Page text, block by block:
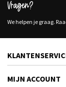
Vragen?
We helpen je graag.
MIJN ACCOUNT